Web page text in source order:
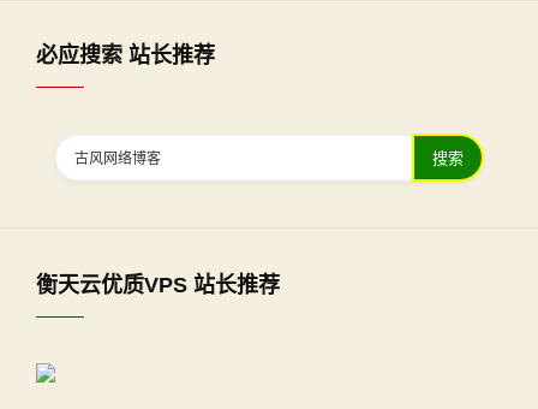
必应搜索 站长推荐
搜索
衡天云优质VPS 站长推荐